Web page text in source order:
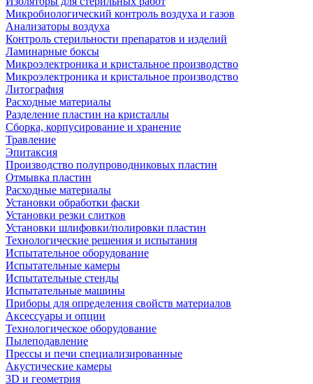
Микробиологический контроль воздуха и газов
Анализаторы воздуха
Контроль стерильности препаратов и изделий
Ламинарные боксы
Микроэлектроника и кристальное производство
Микроэлектроника и кристальное производство
Литография
Расходные материалы
Разделение пластин на кристаллы
Сборка, корпусирование и хранение
Травление
Эпитаксия
Производство полупроводниковых пластин
Отмывка пластин
Расходные материалы
Установки обработки фаски
Установки резки слитков
Установки шлифовки/полировки пластин
Технологические решения и испытания
Испытательное оборудование
Испытательные камеры
Испытательные стенды
Испытательные машины
Приборы для определения свойств материалов
Аксессуары и опции
Технологическое оборудование
Пылеподавление
Прессы и печи специализированные
Акустические камеры
3D и геометрия